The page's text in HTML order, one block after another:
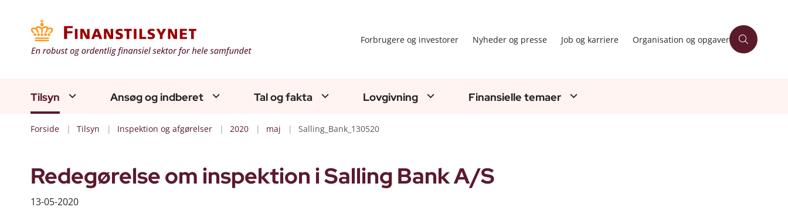
Forbrugere og investorer Nyheder og presse Job og karriere Organisation og opgaver
Tilsyn Ansøg og indberet Tal og fakta Lovgivning Finansielle temaer
Forside Tilsyn Inspektion og afgørelser 2020 maj Salling_Bank_130520
Redegørelse om inspektion i Salling Bank A/S
13-05-2020